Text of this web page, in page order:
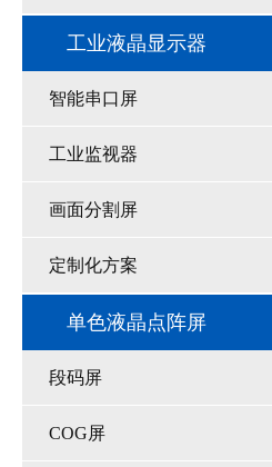
工业液晶显示器
智能串口屏
工业监视器
画面分割屏
定制化方案
单色液晶点阵屏
段码屏
COG屏